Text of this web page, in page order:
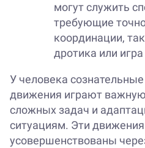
могут служить
требующие
координации,
дротика или
У человека
движения играют
сложных задач и
ситуациям. Эти
усовершенствованы